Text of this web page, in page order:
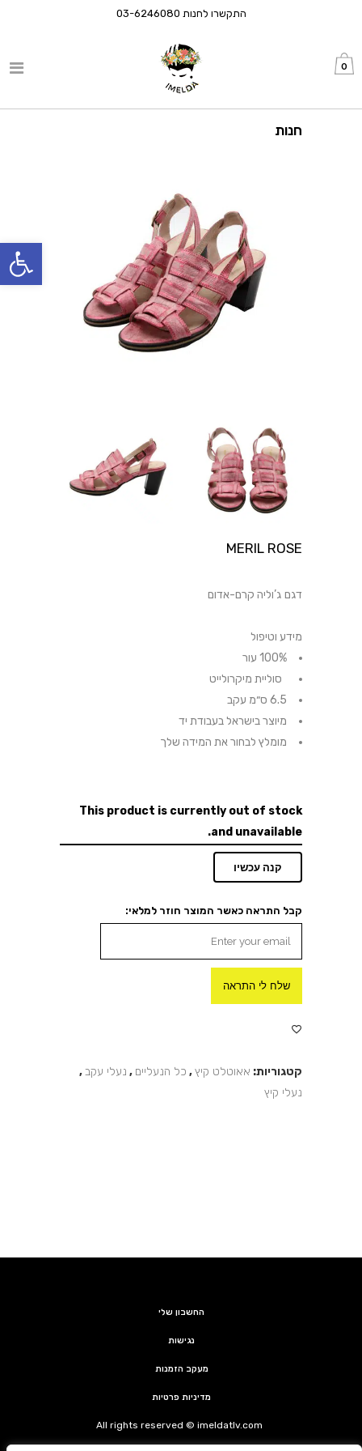
פתח
התקשרו לחנות 03-6246080
0
חנות
MERIL ROSE
דגם ג’וליה קרם-אדום
מידע וטיפול
100% עור
סוליית מיקרולייט
6.5 ס״מ עקב
מיוצר בישראל בעבודת יד
מומלץ לבחור את המידה שלך
This product is currently out of stock
and unavailable.
קנה עכשיו
קבל התראה כאשר המוצר חוזר למלאי:
שלח לי התראה
קטגוריות: אאוטלט קיץ, כל הנעליים , נעלי עקב,
נעלי קיץ
החשבון שלי
נגישות
מעקב הזמנות
מדיניות פרטיות
All rights reserved © imeldatlv.com